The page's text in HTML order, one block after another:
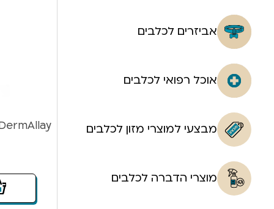
אביזרים לכלבים
אוכל רפואי לכלבים
מבצעי למוצרי מזון לכלבים
מוצרי הדברה לכלבים